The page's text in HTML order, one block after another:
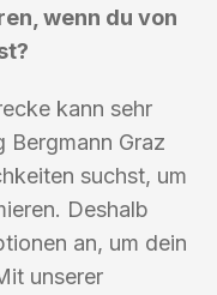
wenn du von
kann sehr
Bergmann Graz
suchst, um
Deshalb
an, um dein
unserer